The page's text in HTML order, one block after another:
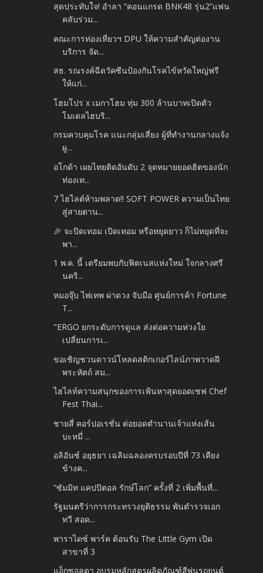
สุดประทับใจ! อำลา “คอนแกรด BNK48 รุ่น2”แฟน
คลับร่วม...
คณะการท่องเที่ยวฯ DPU ให้ความสำคัญต่องาน
บริการ จัด...
สธ. รณรงค์ฉีดวัคซีนป้องกันโรคไข้หวัดใหญ่ฟรี
ให้แก่...
โฮมโปร x เมกาโฮม ทุ่ม 300 ล้านบาทเปิดตัว
โมเดลไฮบริ...
กรมควบคุมโรค แนะกลุ่มเสี่ยง ผู้ที่ทำงานกลางแจ้ง
ผู...
อโกด้า เผยไทยติดอันดับ 2 จุดหมายยอดฮิตของนัก
ท่องเท...
7 ไฮไลต์ห้ามพลาด!! SOFT POWER ความเป็นไทย
สู่สายตาน...
🎉 จะปิดเทอม เปิดเทอม หรือหยุดยาว ก็ไม่หยุดที่จะ
พา...
1 พ.ค. นี้ เตรียมพบกับฟิตเนสแห่งใหม่ ใจกลางศรี
นคริ...
หมอจุ๊บ ไพ่เทพ ผ่าดวง จับมือ ศูนย์การค้า Fortune
T...
"ERGO ยกระดับการดูแล ส่งต่อความห่วงใย
เปลี่ยนการเ...
ขอเชิญชวนดาวน์โหลดสติกเกอร์ไลน์ภาพวาดฝี
พระหัตถ์ สม...
ไฮไลท์ความสนุกของการเฟ้นหาสุดยอดเชฟ Chef
Fest Thai...
ชายสี่ คอร์ปอเรชั่น ต่อยอดตำนานเจ้าแห่งเส้น
บะหมี่ ...
อลิอันซ์ อยุธยา เฉลิมฉลองครบรอบปีที่ 73 เคียง
ข้างค...
“ซัมมิท แคปปิตอล รักษ์โลก” ครั้งที่ 2 เพิ่มพื้นที่...
รัฐมนตรีว่าการกระทรวงยุติธรรม พันตํารวจเอก
ทวี สอด...
พาราไดซ์ พาร์ค ต้อนรับ The Little Gym เปิด
สาขาที่ 3
แอ็กซอลตา อบรมหลักสูตรผลิตภัณฑ์สีพ่นรถยนต์